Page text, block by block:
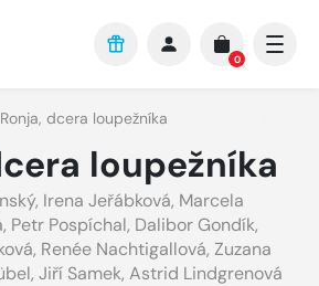
0
Ronja, dcera loupežníka
loupežníka
, Irena Jeřábková, Marcela
, Petr Pospíchal, Dalibor Gondík,
, Renée Nachtigallová, Zuzana
, Jiří Samek, Astrid Lindgrenová